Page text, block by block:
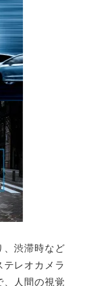
、渋滞時など
レオカメラ
人間の視覚